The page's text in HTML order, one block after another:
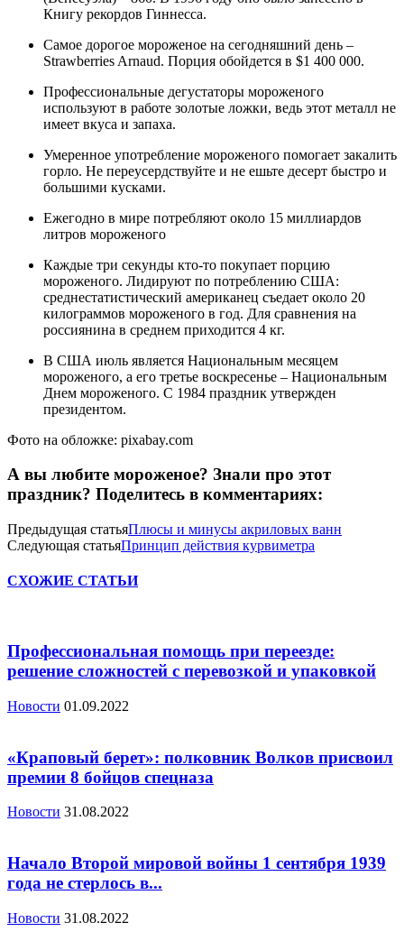
Книгу рекордов Гиннесса.
Самое дорогое мороженое на сегодняшний день –
Strawberries Arnaud. Порция обойдется в $1 400 000.
Профессиональные дегустаторы мороженого
используют в работе золотые ложки, ведь этот металл не
имеет вкуса и запаха.
Умеренное употребление мороженого помогает закалить
горло. Не переусердствуйте и не ешьте десерт быстро и
большими кусками.
Ежегодно в мире потребляют около 15 миллиардов
литров мороженого
Каждые три секунды кто-то покупает порцию
мороженого. Лидируют по потреблению США:
среднестатистический американец съедает около 20
килограммов мороженого в год. Для сравнения на
россиянина в среднем приходится 4 кг.
В США июль является Национальным месяцем
мороженого, а его третье воскресенье – Национальным
Днем мороженого. С 1984 праздник утвержден
президентом.
Фото на обложке: pixabay.com
А вы любите мороженое? Знали про этот
праздник? Поделитесь в комментариях:
Предыдущая статьяПлюсы и минусы акриловых ванн
Следующая статьяПринцип действия курвиметра
СХОЖИЕ СТАТЬИ
Профессиональная помощь при переезде:
решение сложностей с перевозкой и упаковкой
Новости 01.09.2022
«Краповый берет»: полковник Волков присвоил
премии 8 бойцов спецназа
Новости 31.08.2022
Начало Второй мировой войны 1 сентября 1939
года не стерлось в...
Новости 31.08.2022